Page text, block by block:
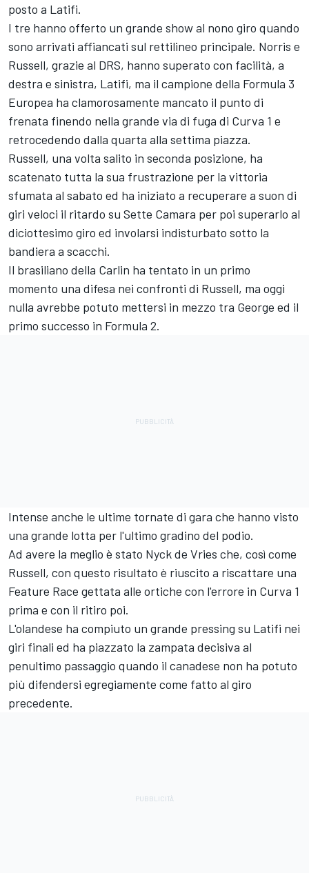
posto a Latifi.
I tre hanno offerto un grande show al nono giro quando
sono arrivati affiancati sul rettilineo principale. Norris e
Russell, grazie al DRS, hanno superato con facilità, a
destra e sinistra, Latifi, ma il campione della Formula 3
Europea ha clamorosamente mancato il punto di
frenata finendo nella grande via di fuga di Curva 1 e
retrocedendo dalla quarta alla settima piazza.
Russell, una volta salito in seconda posizione, ha
scatenato tutta la sua frustrazione per la vittoria
sfumata al sabato ed ha iniziato a recuperare a suon di
giri veloci il ritardo su Sette Camara per poi superarlo al
diciottesimo giro ed involarsi indisturbato sotto la
bandiera a scacchi.
Il brasiliano della Carlin ha tentato in un primo
momento una difesa nei confronti di Russell, ma oggi
nulla avrebbe potuto mettersi in mezzo tra George ed il
primo successo in Formula 2.
Intense anche le ultime tornate di gara che hanno visto
una grande lotta per l'ultimo gradino del podio.
Ad avere la meglio è stato Nyck de Vries che, così come
Russell, con questo risultato è riuscito a riscattare una
Feature Race gettata alle ortiche con l'errore in Curva 1
prima e con il ritiro poi.
L'olandese ha compiuto un grande pressing su Latifi nei
giri finali ed ha piazzato la zampata decisiva al
penultimo passaggio quando il canadese non ha potuto
più difendersi egregiamente come fatto al giro
precedente.